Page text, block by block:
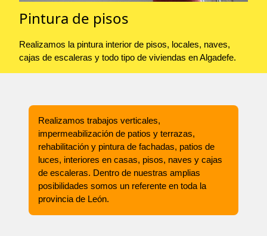
Pintura de pisos
Realizamos la pintura interior de pisos, locales, naves,
cajas de escaleras y todo tipo de viviendas en Algadefe.
Realizamos trabajos verticales,
impermeabilización de patios y terrazas,
rehabilitación y pintura de fachadas, patios de
luces, interiores en casas, pisos, naves y cajas
de escaleras. Dentro de nuestras amplias
posibilidades somos un referente en toda la
provincia de León.